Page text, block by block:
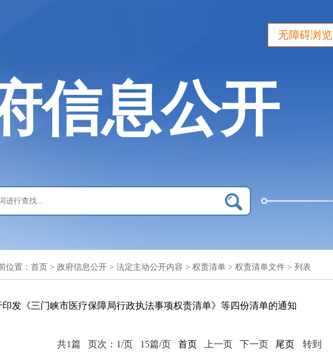
无障碍浏览
信息公开
位置： 首页 > 政府信息公开 > 法定主动公开内容 > 权责清单 > 权责清单文件 > 列表
印发《三门峡市医疗保障局行政执法事项权责清单》等四份清单的通知
共1篇 页次：1/页 15篇/页 首页 上一页 下一页 尾页 转到